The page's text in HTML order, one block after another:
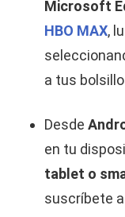
Microsoft
HBO MAX,
a tus
Desde
en tu
tablet o
suscríbete a